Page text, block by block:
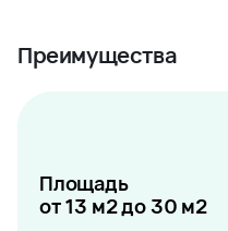
Преимущества
Площадь
от 13 м2 до 30 м2